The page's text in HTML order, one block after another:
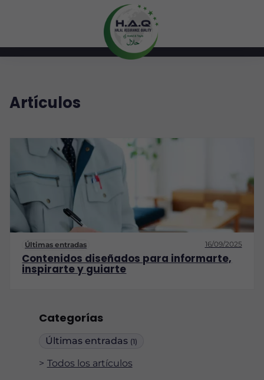
Categorías
Últimas entradas (1)
Todos los artículos
Artículos
Últimas entradas 16/09/2025
Contenidos diseñados para informarte,
inspirarte y guiarte